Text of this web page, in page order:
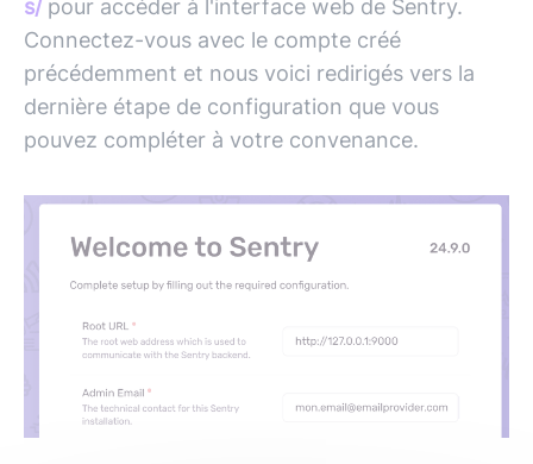
s/pour accéder à l'interface web de Sentry.
Connectez-vous avec le compte créé
précédemment et nous voici redirigés vers la
dernière étape de configuration que vous
pouvez compléter à votre convenance.